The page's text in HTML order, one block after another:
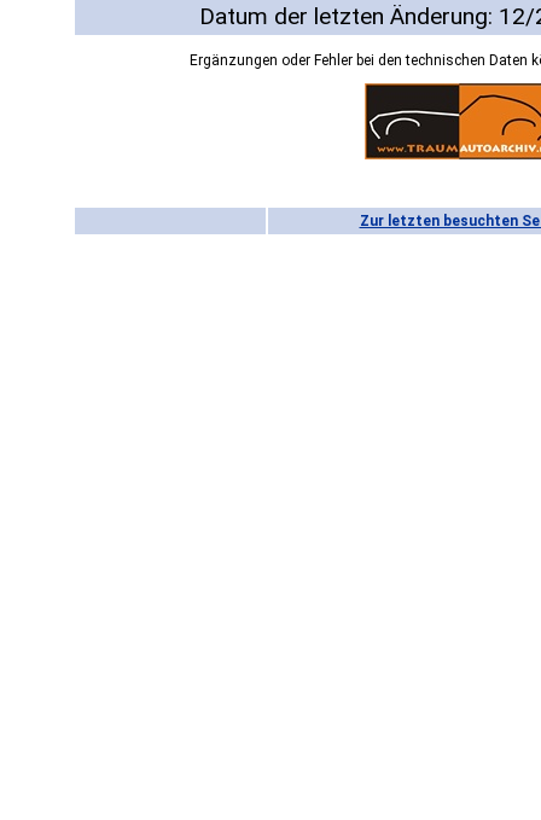
Datum der letzten Änderung:
Ergänzungen oder Fehler bei den technischen Daten
Zur letzten besuchten